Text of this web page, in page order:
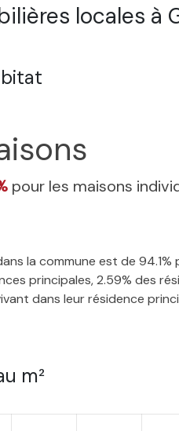
locales à
pour les maisons
la commune est de
principales, 2.59% des
dans leur résidence
m²